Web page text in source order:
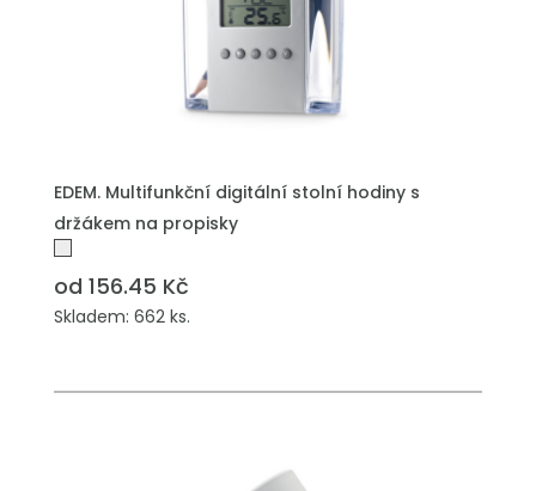
EDEM. Multifunkční digitální stolní hodiny s
držákem na propisky
od 156.45 Kč
Skladem: 662 ks.